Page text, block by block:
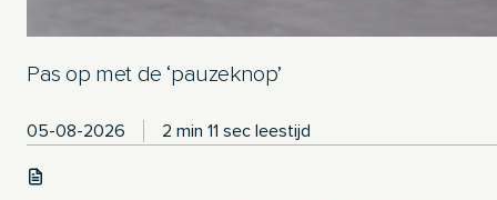
Pas op met de ‘pauzeknop’
05-08-2026 2 min 11 sec leestijd